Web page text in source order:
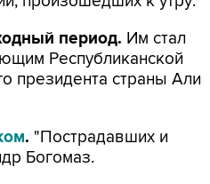
период. Им стал
Республиканской
президента страны Али
. "Пострадавших и
Богомаз.